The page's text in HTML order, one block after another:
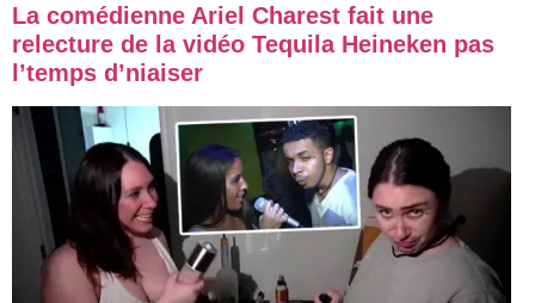
La comédienne Ariel Charest fait une
relecture de la vidéo Tequila Heineken pas
l’temps d’niaiser